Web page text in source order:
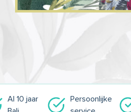
Al 10 jaar
Persoonlijke